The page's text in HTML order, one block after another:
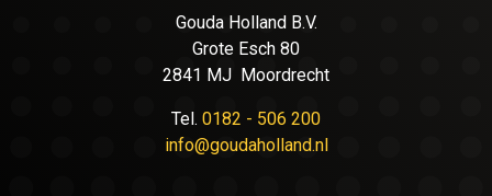
Gouda Holland B.V.
Grote Esch 80
2841 MJ Moordrecht
Tel. 0182 - 506 200
info@goudaholland.nl